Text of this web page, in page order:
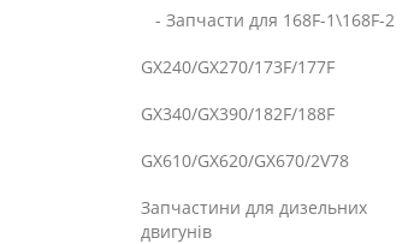
- Запчасти для 168F-1\168F-2
GX240/GX270/173F/177F
GX340/GX390/182F/188F
GX610/GX620/GX670/2V78
Запчастини для дизельних
двигунів